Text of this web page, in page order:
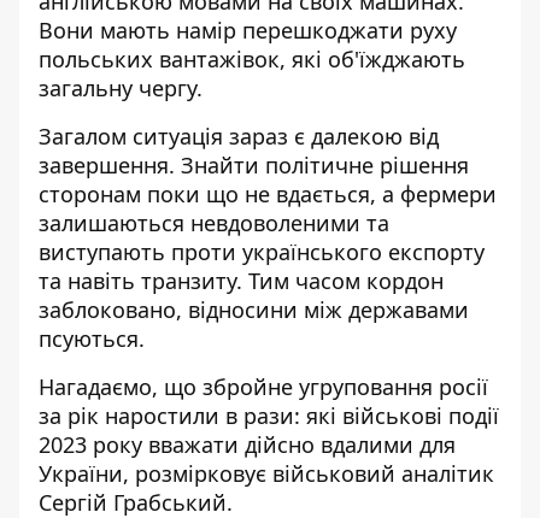
Вони мають намір перешкоджати руху
польських вантажівок, які об'їжджають
загальну чергу.
Загалом ситуація зараз є далекою від
завершення. Знайти політичне рішення
сторонам поки що не вдається, а фермери
залишаються невдоволеними та
виступають проти українського експорту
та навіть транзиту. Тим часом кордон
заблоковано, відносини між державами
псуються.
Нагадаємо, що збройне угруповання росії
за рік наростили в рази: які військові події
2023 року вважати дійсно вдалими для
України, розмірковує військовий аналітик
Сергій Грабський.